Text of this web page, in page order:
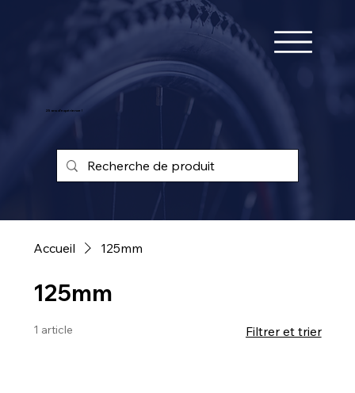
25 ans d'expérience !
Accueil 125mm
125mm
1 article Filtrer et trier